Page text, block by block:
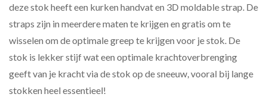
deze stok heeft een kurken handvat en 3D moldable strap. De
straps zijn in meerdere maten te krijgen en gratis om te
wisselen om de optimale greep te krijgen voor je stok. De
stok is lekker stijf wat een optimale krachtoverbrenging
geeft van je kracht via de stok op de sneeuw, vooral bij lange
stokken heel essentieel!